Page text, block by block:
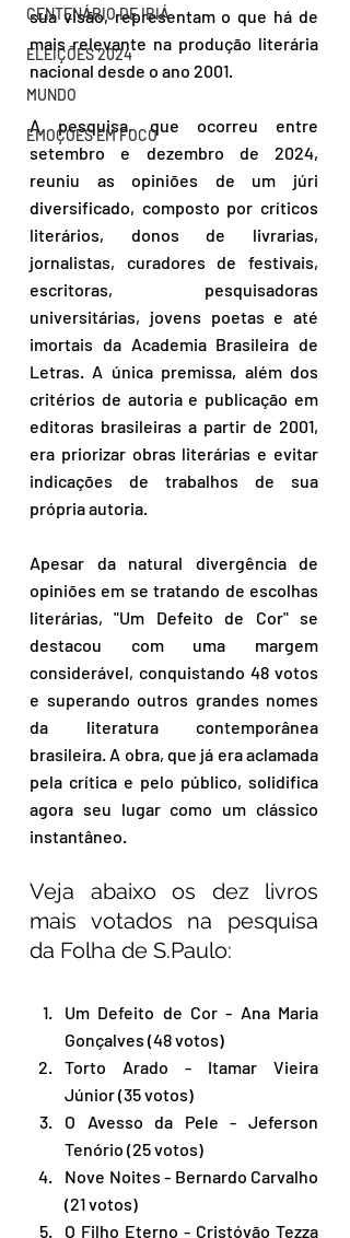
CENTENÁRIO DE IBIÁ
ELEIÇÕES 2024
MUNDO
EMOÇÕES EM FOCO
sua visão, representam o que há de
mais relevante na produção literária
nacional desde o ano 2001.
A pesquisa, que ocorreu entre
setembro e dezembro de 2024,
reuniu as opiniões de um júri
diversificado, composto por críticos
literários, donos de livrarias,
jornalistas, curadores de festivais,
escritoras, pesquisadoras
universitárias, jovens poetas e até
imortais da Academia Brasileira de
Letras. A única premissa, além dos
critérios de autoria e publicação em
editoras brasileiras a partir de 2001,
era priorizar obras literárias e evitar
indicações de trabalhos de sua
própria autoria.
Apesar da natural divergência de
opiniões em se tratando de escolhas
literárias, "Um Defeito de Cor" se
destacou com uma margem
considerável, conquistando 48 votos
e superando outros grandes nomes
da literatura contemporânea
brasileira. A obra, que já era aclamada
pela crítica e pelo público, solidifica
agora seu lugar como um clássico
instantâneo.
Veja abaixo os dez livros
mais votados na pesquisa
da Folha de S.Paulo:
Um Defeito de Cor - Ana Maria
Gonçalves (48 votos)
Torto Arado - Itamar Vieira
Júnior (35 votos)
O Avesso da Pele - Jeferson
Tenório (25 votos)
Nove Noites - Bernardo Carvalho
(21 votos)
O Filho Eterno - Cristóvão Tezza